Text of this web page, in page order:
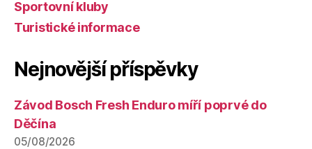
Sportovní kluby
Turistické informace
Nejnovější příspěvky
Závod Bosch Fresh Enduro míří poprvé do
Děčína
05/08/2026